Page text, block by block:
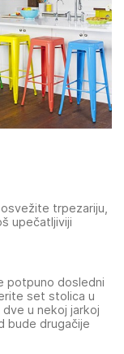
trpezariju,
upečatljiviji
potpuno dosledni
set stolica u
u nekoj jarkoj
bude drugačije